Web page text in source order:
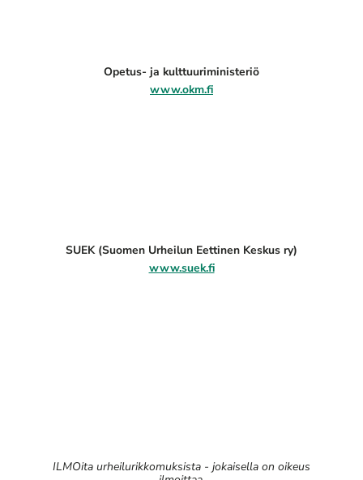
Opetus- ja kulttuuriministeriö
www.okm.fi
SUEK (Suomen Urheilun Eettinen Keskus ry)
www.suek.fi
ILMOita urheilurikkomuksista - jokaisella on oikeus